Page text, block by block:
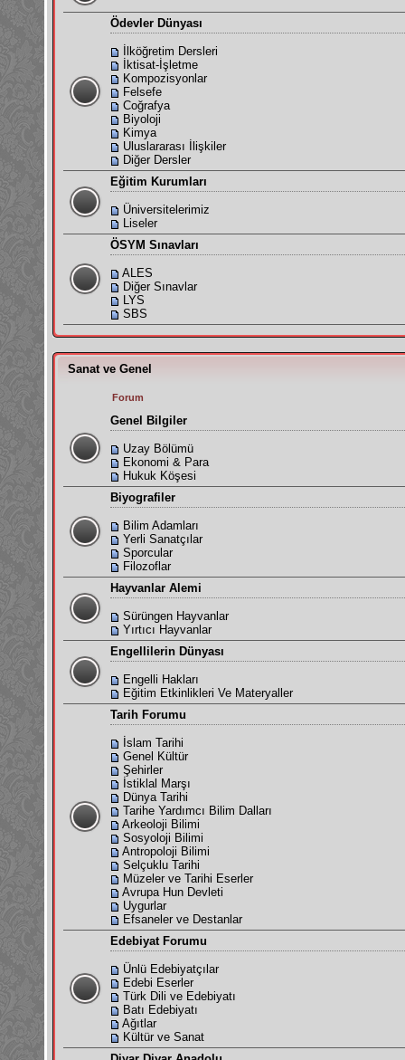
Ödevler Dünyası
İlköğretim Dersleri
İktisat-İşletme
Kompozisyonlar
Felsefe
Coğrafya
Biyoloji
Kimya
Uluslararası İlişkiler
Diğer Dersler
Eğitim Kurumları
Üniversitelerimiz
Liseler
ÖSYM Sınavları
ALES
Diğer Sınavlar
LYS
SBS
Sanat ve Genel
Forum
Genel Bilgiler
Uzay Bölümü
Ekonomi & Para
Hukuk Köşesi
Biyografiler
Bilim Adamları
Yerli Sanatçılar
Sporcular
Filozoflar
Hayvanlar Alemi
Sürüngen Hayvanlar
Yırtıcı Hayvanlar
Engellilerin Dünyası
Engelli Hakları
Eğitim Etkinlikleri Ve Materyaller
Tarih Forumu
İslam Tarihi
Genel Kültür
Şehirler
İstiklal Marşı
Dünya Tarihi
Tarihe Yardımcı Bilim Dalları
Arkeoloji Bilimi
Sosyoloji Bilimi
Antropoloji Bilimi
Selçuklu Tarihi
Müzeler ve Tarihi Eserler
Avrupa Hun Devleti
Uygurlar
Efsaneler ve Destanlar
Edebiyat Forumu
Ünlü Edebiyatçılar
Edebi Eserler
Türk Dili ve Edebiyatı
Batı Edebiyatı
Ağıtlar
Kültür ve Sanat